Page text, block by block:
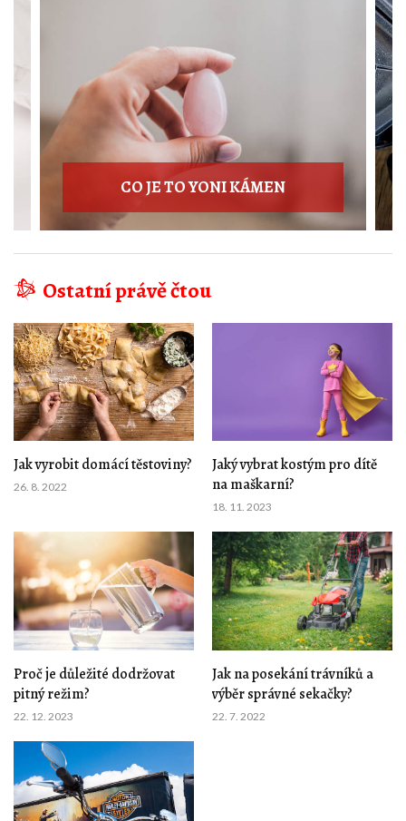
Ostatní právě čtou
Jak vyrobit domácí těstoviny?
26. 8. 2022
Jaký vybrat kostým pro dítě
na maškarní?
18. 11. 2023
Proč je důležité dodržovat
pitný režim?
22. 12. 2023
Jak na posekání trávníků a
výběr správné sekačky?
22. 7. 2022